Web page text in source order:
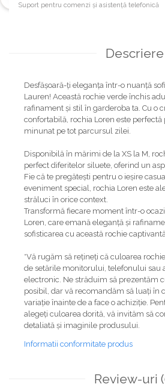
Suport pentru comenzi și asistență telefonică
Descriere
Desfășoară-ți eleganța într-o nuanță
Lauren! Această rochie verde închis
rafinament și stil în garderoba ta. Cu o
confortabilă, rochia Loren este perfectă
minunat pe tot parcursul zilei.
Disponibilă în mărimi de la XS la M,
perfect diferitelor siluete, oferind un
Fie că te pregătești pentru o ieșire
eveniment special, rochia Loren este
străluci în orice context.
Transformă fiecare moment într-o
Loren, care emană eleganță și
sofisticarea cu această rochie
*Vă rugăm să rețineți că culoarea
de setările monitorului, telefonului sau
electronic. Ne străduim să prezentăm
posibil, dar vă recomandăm să luați în
variație înainte de a face o achiziție.
alegeți culoarea dorită, vă invităm să
detaliată și imaginile produsului.
Informatii conformitate produs
Review-uri